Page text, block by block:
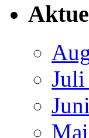
Juli